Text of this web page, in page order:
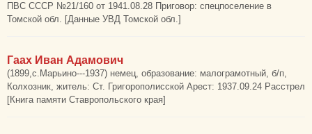
ПВС СССР №21/160 от 1941.08.28 Приговор: спецпоселение в
Томской обл. [Данные УВД Томской обл.]
Гаах Иван Адамович
(1899,с.Марьино---1937) немец, образование: малограмотный, б/п,
Колхозник, житель: Ст. Григорополисской Арест: 1937.09.24 Расстрел
[Книга памяти Ставропольского края]